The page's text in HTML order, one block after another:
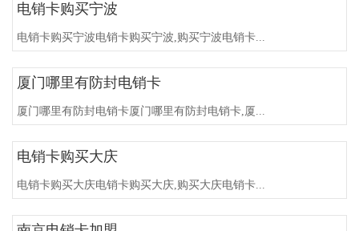
电销卡购买宁波
电销卡购买宁波电销卡购买宁波,购买宁波电销卡...
厦门哪里有防封电销卡
厦门哪里有防封电销卡厦门哪里有防封电销卡,厦...
电销卡购买大庆
电销卡购买大庆电销卡购买大庆,购买大庆电销卡...